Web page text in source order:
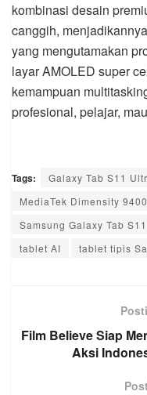
kombinasi desain
canggih,
yang mengutamakan
layar AMOLED super
kemampuan
profesional, pelajar,
Tags: Galaxy Tab S11
MediaTek Dimensity
Samsung Galaxy Tab S11
tablet AI
tablet tipis
Film Believe Siap
Aksi